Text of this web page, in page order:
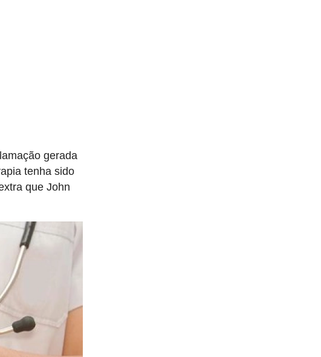
gerada
tenha sido
que John